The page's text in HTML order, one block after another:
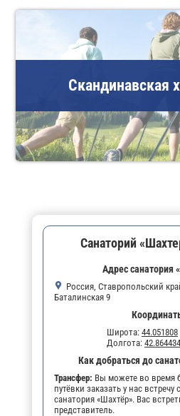
Скандинавская
Санаторий
Адрес санатория
Россия, Ставропольский
Баталинская 9
Широта: 44.051808
Долгота: 42.864434
Как добраться до
Трансфер: Вы можете во время
путёвки заказать у нас
санатория «Шахтёр». Вас
представитель.